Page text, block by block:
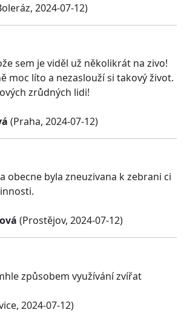
2024-07-12)
sem je viděl už několikrát na zivo!
moc líto a nezaslouží si takový život.
zrůdných lidi!
(Praha, 2024-07-12)
obecne byla zneuzivana k zebrani ci
(Prostějov, 2024-07-12)
způsobem využívání zvířat
2024-07-12)